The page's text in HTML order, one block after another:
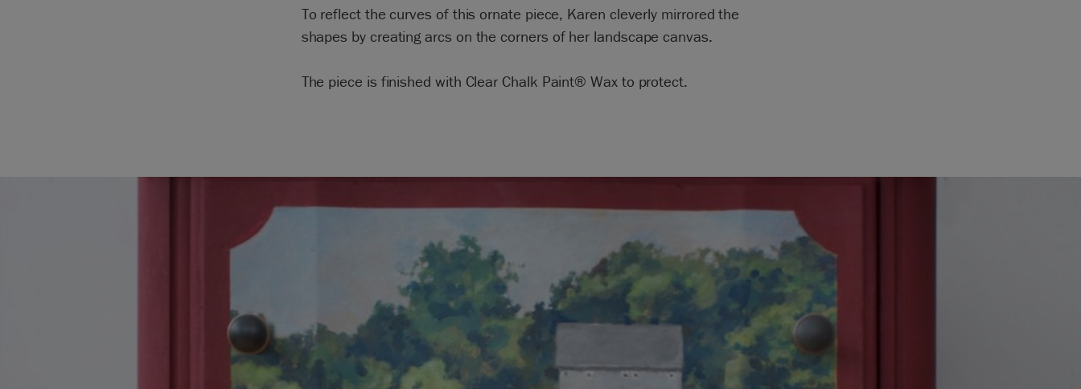
To reflect the curves of this ornate piece, Karen cleverly mirrored the
shapes by creating arcs on the corners of her landscape canvas.
The piece is finished with Clear Chalk Paint® Wax to protect.